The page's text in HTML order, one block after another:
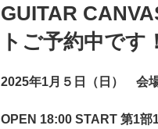
日:
GUITAR
トご予約中です！
2025年1月５ 日 （日） 会
OPEN 18:00 START 第1部